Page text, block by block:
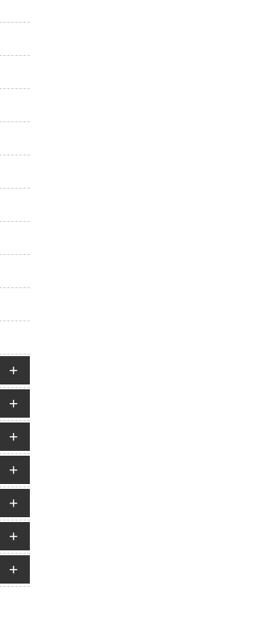
+
+
+
+
+
+
+